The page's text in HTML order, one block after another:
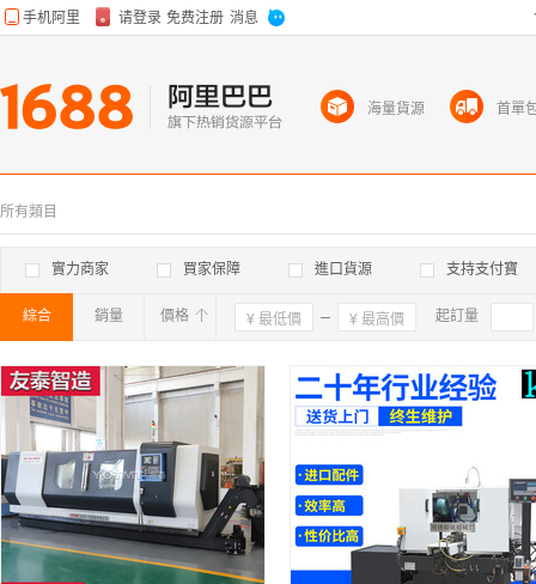
所有類目
實力商家 買家保障 進口貨源 支持支付寶
綜合 銷量 價格 確定 起訂量
海量貨源 首單